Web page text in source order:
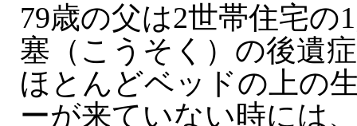
79歳の父は2世帯住宅の
塞（こうそく）の後遺
ほとんどベッドの上の
ーが来ていない時には